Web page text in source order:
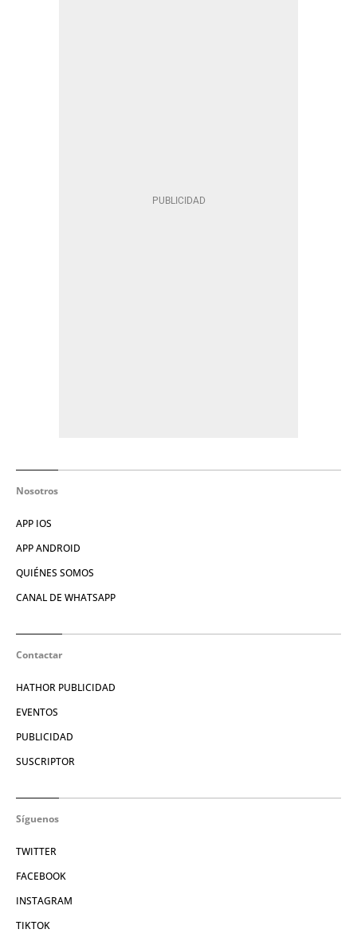
Nosotros
APP IOS
APP ANDROID
QUIÉNES SOMOS
CANAL DE WHATSAPP
Contactar
HATHOR PUBLICIDAD
EVENTOS
PUBLICIDAD
SUSCRIPTOR
Síguenos
TWITTER
FACEBOOK
INSTAGRAM
TIKTOK